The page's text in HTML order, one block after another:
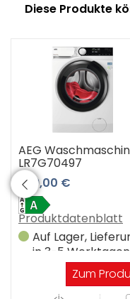
Diese Produkte
AEG
LR7G70497
699,00 €
Produktdatenblatt
Auf Lager,
in 3-5 Werktagen
Zum